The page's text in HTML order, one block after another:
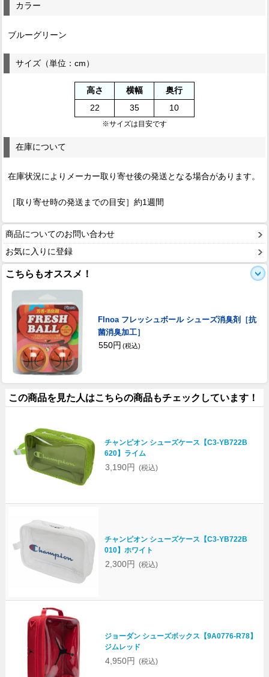
カラー
ブルーグリーン
サイズ（単位：cm）
高さ 横幅
奥行
22
35 10
※サイズは目安です
在庫について
在庫状況によりメーカー取り寄せ後の発送となる場合があります。
［取り寄せ時の発送までの目安］約1週間
商品についてのお問い合わせ
お気に入りに登録
こちらもオススメ！
FInoa フレッシュボール シューズ消臭剤［抗
菌消臭加工］
550円 (税込)
この商品を見た人はこちらの商品もチェックしています！
チャンピオン シューズケース【C3-YB722B
620】ライム
3,190円 (税込)
チャンピオン シューズケース【C3-YB722B
010】ホワイト
2,300円 (税込)
ジョーダン シューズボックス【9A0776-R78】
ジムレッド
4,950円 (税込)